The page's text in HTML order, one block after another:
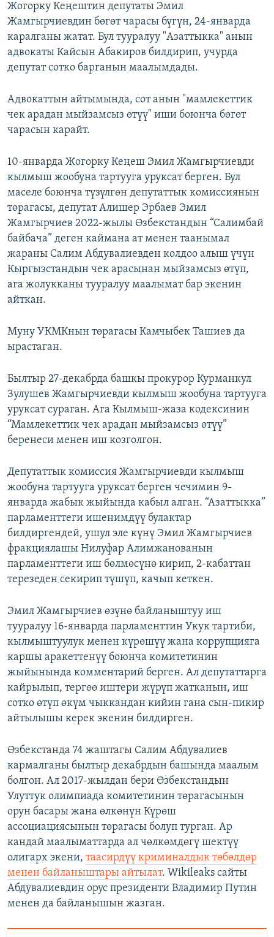
Жогорку Кеңештин депутаты Эмил
Жамгырчиевдин бөгөт чарасы бүгүн, 24-январда
каралганы жатат. Бул тууралуу "Азаттыкка" анын
адвокаты Кайсын Абакиров билдирип, учурда
депутат сотко барганын маалымдады.
Адвокаттын айтымында, сот анын "мамлекеттик
чек арадан мыйзамсыз өтүү" иши боюнча бөгөт
чарасын карайт.
10-январда Жогорку Кеңеш Эмил Жамгырчиевди
кылмыш жообуна тартууга уруксат берген. Бул
маселе боюнча түзүлгөн депутаттык комиссиянын
төрагасы, депутат Алишер Эрбаев Эмил
Жамгырчиев 2022-жылы Өзбекстандын “Салимбай
байбача” деген каймана ат менен таанымал
жараны Салим Абдувалиевден колдоо алыш үчүн
Кыргызстандын чек арасынан мыйзамсыз өтүп,
ага жолукканы тууралуу маалымат бар экенин
айткан.
Муну УКМКнын төрагасы Камчыбек Ташиев да
ырастаган.
Былтыр 27-декабрда башкы прокурор Курманкул
Зулушев Жамгырчиевди кылмыш жообуна тартууга
уруксат сураган. Ага Кылмыш-жаза кодексинин
“Мамлекеттик чек арадан мыйзамсыз өтүү”
беренеси менен иш козголгон.
Депутаттык комиссия Жамгырчиевди кылмыш
жообуна тартууга уруксат берген чечимин 9-
январда жабык жыйында кабыл алган. “Азаттыкка”
парламенттеги ишенимдүү булактар
билдиргендей, ушул эле күнү Эмил Жамгырчиев
фракциялашы Нилуфар Алимжанованын
парламенттеги иш бөлмөсүнө кирип, 2-кабаттан
терезеден секирип түшүп, качып кеткен.
Эмил Жамгырчиев өзүнө байланыштуу иш
тууралуу 16-январда парламенттин Укук тартиби,
кылмыштуулук менен күрөшүү жана коррупцияга
каршы аракеттенүү боюнча комитетинин
жыйынында комментарий берген. Ал депутаттарга
кайрылып, тергөө иштери жүрүп жатканын, иш
сотко өтүп өкүм чыккандан кийин гана сын-пикир
айтылышы керек экенин билдирген.
Өзбекстанда 74 жаштагы Салим Абдувалиев
кармалганы былтыр декабрдын башында маалым
болгон. Ал 2017-жылдан бери Өзбекстандын
Улуттук олимпиада комитетинин төрагасынын
орун басары жана өлкөнүн Күрөш
ассоциациясынын төрагасы болуп турган. Ар
кандай маалыматтарда ал чөлкөмдөгү шектүү
олигарх экени, таасирдүү криминалдык төбөлдөр
менен байланыштары айтылат. Wikileaks сайты
Абдувалиевдин орус президенти Владимир Путин
менен да байланышын жазган.